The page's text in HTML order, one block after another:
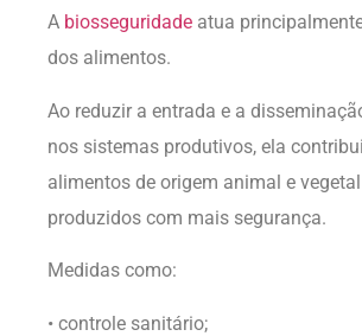
A biosseguridade atua
dos alimentos.
Ao reduzir a entrada e a
nos sistemas produtivos, ela
alimentos de origem animal e
produzidos com mais segurança.
Medidas como:
• controle sanitário;